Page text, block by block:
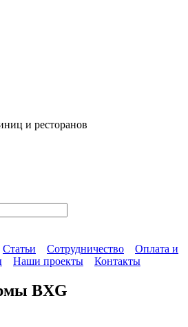
и ресторанов
Статьи Сотрудничество
Оплата и
Наши проекты Контакты
BXG